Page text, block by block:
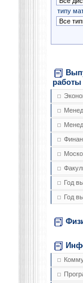
типу
работы
Год
Год